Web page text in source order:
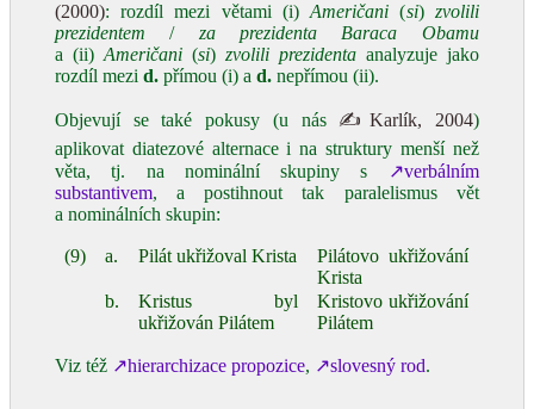
(2000): rozdíl mezi větami (i)Američani (si) zvolili
prezidentem / za prezidenta Baraca Obamu
a (ii) Američani(si) zvolili prezidentaanalyzuje jako
rozdíl mezi d. přímou (i) a d. nepřímou (ii).
Objevují se také pokusy (u nás ✍Karlík, 2004)
aplikovat diatezové alternace i na struktury menší než
věta, tj. na nominální skupiny s
↗verbálním
substantivem, a postihnout tak paralelismus vět
a nominálních skupin:
(9) a. Pilát ukřižoval Krista
Pilátovo ukřižování
Krista
b.
Kristus byl
ukřižován Pilátem
Kristovo ukřižování
Pilátem
Viz též ↗hierarchizace propozice, ↗slovesný rod.